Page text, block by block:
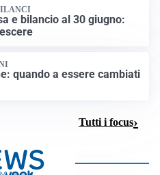
e bilancio al 30 giugno:
quando a essere cambiati
Tutti i focus